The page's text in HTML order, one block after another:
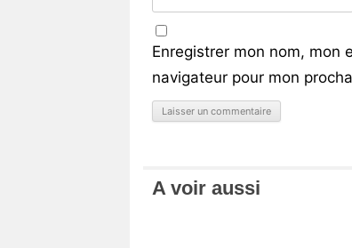
Enregistrer mon nom, mon
navigateur pour mon
A voir aussi